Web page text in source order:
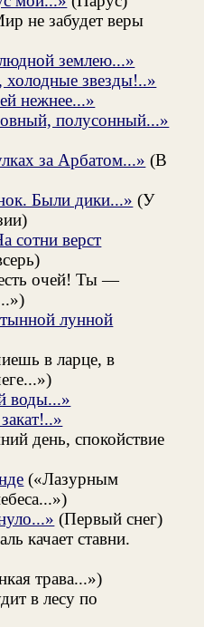
не забудет веры
землею...»
холодные звезды!..»
нежнее...»
полусонный...»
за Арбатом...» (В
Были дики...» (У
сотни верст
очей! Ты —
лунной
в ларце, в
воды...»
день, спокойствие
(«Лазурным
(Первый снег)
качает ставни.
трава...»)
в лесу по